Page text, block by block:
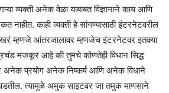
व्यक्ती अनेक वेळा याबाबत विज्ञानाने काय आणि
काही व्यक्ती हे सांगण्यासाठी इंटरनेटवरील
खरं म्हणजे आंतरजालावर म्हणजेच इंटरनेटवर इतक्या
मजकूर आहे की तुमचे कोणतेही विधान सिद्ध
अनेक प्रयोग अनेक निष्कर्ष आणि अनेक विधाने
त्यामुळे अमुक साइटवर जा तमुक माणसाने